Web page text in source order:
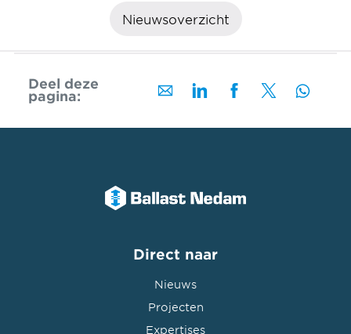
Nieuwsoverzicht
Deel deze
pagina:
Direct naar
Nieuws
Projecten
Expertises